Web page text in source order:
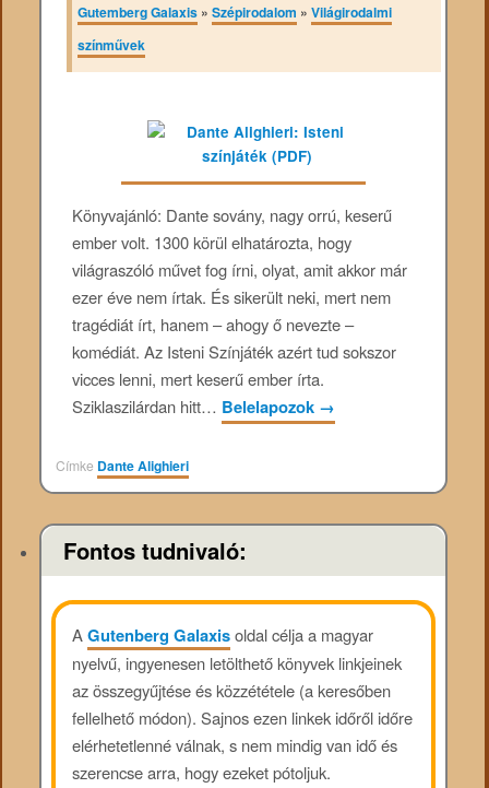
Gutemberg Galaxis »Szépirodalom »Világirodalmi
színművek
Könyvajánló: Dante sovány, nagy orrú, keserű
ember volt. 1300 körül elhatározta, hogy
világraszóló művet fog írni, olyat, amit akkor már
ezer éve nem írtak. És sikerült neki, mert nem
tragédiát írt, hanem – ahogy ő nevezte –
komédiát. Az Isteni Színjáték azért tud sokszor
vicces lenni, mert keserű ember írta.
Sziklaszilárdan hitt… Belelapozok →
Címke Dante Alighieri
Fontos tudnivaló:
AGutenberg Galaxisoldal célja a magyar
nyelvű, ingyenesen letölthető könyvek linkjeinek
az összegyűjtése és közzététele (a keresőben
fellelhető módon). Sajnos ezen linkek időről időre
elérhetetlenné válnak, s nem mindig van idő és
szerencse arra, hogy ezeket pótoljuk.